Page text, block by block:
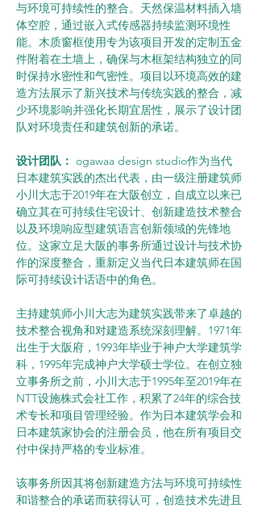
与环境可持续性的整合。天然保温材料插入墙
体空腔，通过嵌入式传感器持续监测环境性
能。木质窗框使用专为该项目开发的定制五金
件附着在土墙上，确保与木框架结构独立的同
时保持水密性和气密性。项目以环境高效的建
造方法展示了新兴技术与传统实践的整合，减
少环境影响并强化长期宜居性，展示了设计团
队对环境责任和建筑创新的承诺。
设计团队： ogawaa design studio作为当代
日本建筑实践的杰出代表，由一级注册建筑师
小川大志于2019年在大阪创立，自成立以来已
确立其在可持续住宅设计、创新建造技术整合
以及环境响应型建筑语言创新领域的先锋地
位。这家立足大阪的事务所通过设计与技术协
作的深度整合，重新定义当代日本建筑师在国
际可持续设计话语中的角色。
主持建筑师小川大志为建筑实践带来了卓越的
技术整合视角和对建造系统深刻理解。1971年
出生于大阪府，1993年毕业于神户大学建筑学
科，1995年完成神户大学硕士学位。在创立独
立事务所之前，小川大志于1995年至2019年在
NTT设施株式会社工作，积累了24年的综合技
术专长和项目管理经验。作为日本建筑学会和
日本建筑家协会的注册会员，他在所有项目交
付中保持严格的专业标准。
该事务所因其将创新建造方法与环境可持续性
和谐整合的承诺而获得认可，创造技术先进且